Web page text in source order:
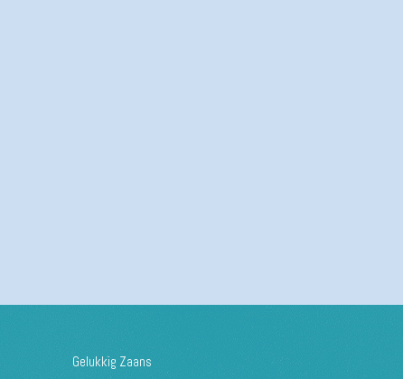
Gelukkig Zaans